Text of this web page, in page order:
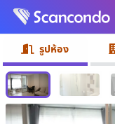
รูปห้อง